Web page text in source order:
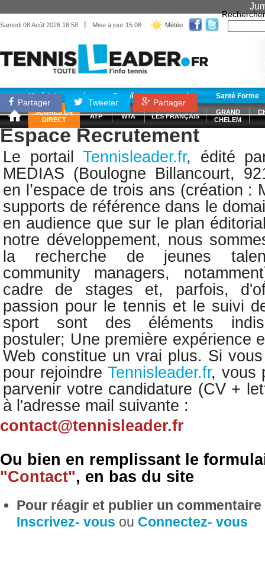
Samedi 08 Août 2026 16:58 | Mise à jour 15:08 Météo
Rechercher
Matériel Entraînement Santé Forme
SCORES EN
DIRECT
ATP WTA LES FRANÇAIS
GRAND
CHELEM
Partager Tweeter Partager
Espace Recrutement
Le portailTennisleader.fr, édité
MEDIAS (Boulogne Billancourt,
en l’espace de trois ans (création :
supports de référence dans le
en audience que sur le plan
notre développement, nous
la recherche de jeunes
community managers,
cadre de stages et, parfois,
passion pour le tennis et le suivi
sport sont des éléments
postuler; Une première expérience
Web constitue un vrai plus. Si
pour rejoindreTennisleader.fr, vous
parvenir votre candidature (CV +
à l'adresse mail suivante :
contact@tennisleader.fr
Ou bien en remplissant le
"Contact", en bas du site
Pour réagir et publier un
Inscrivez- vous ou Connectez- vous